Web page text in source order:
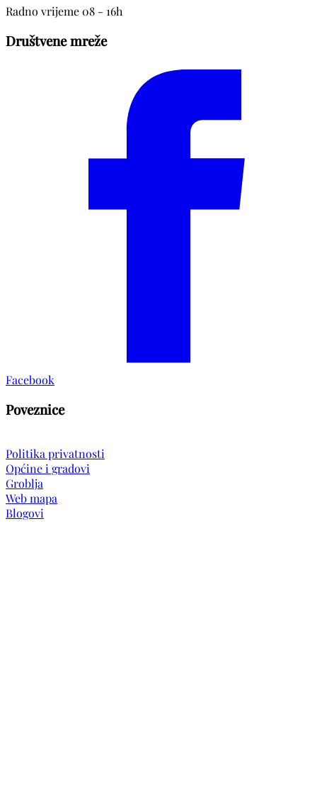
Radno vrijeme 08 - 16h
Društvene mreže
Facebook
Poveznice
Politika privatnosti
Općine i gradovi
Groblja
Web mapa
Blogovi